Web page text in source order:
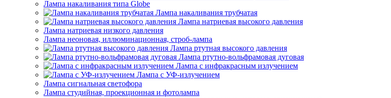
Лампа накаливания типа Globe
Лампа накаливания трубчатая
Лампа натриевая высокого давления
Лампа натриевая низкого давления
Лампа неоновая, иллюминационная, строб-лампа
Лампа ртутная высокого давления
Лампа ртутно-вольфрамовая дуговая
Лампа с инфракрасным излучением
Лампа с УФ-излучением
Лампа сигнальная светофора
Лампа студийная, проекционная и фотолампа